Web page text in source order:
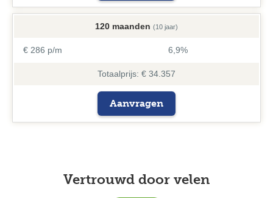
120 maanden (10 jaar)
€ 286 p/m 6,9%
Totaalprijs: € 34.357
Aanvragen
Vertrouwd door velen